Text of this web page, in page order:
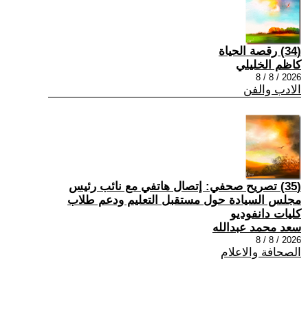
(34) رقصة الحياة
كاظم الخليلي
2026 / 8 / 8
الادب والفن
(35) تصريح صحفي: إتصال هاتفي مع نائب رئيس
مجلس السيادة حول مستقبل التعليم ودعم طلاب
كليات دانفوديو
سعد محمد عبدالله
2026 / 8 / 8
الصحافة والاعلام